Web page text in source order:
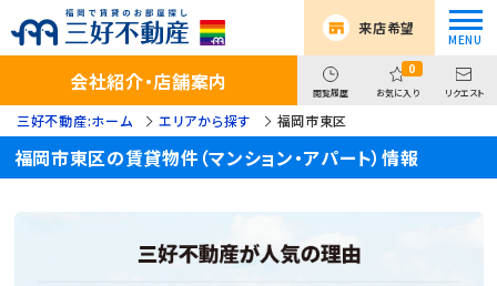
来店希望
会社紹介・店舗案内 閲覧履歴
0
お気に入り リクエスト
三好不動産:ホーム エリアから探す 福岡市東区
福岡市東区の賃貸物件（マンション・アパート）情報